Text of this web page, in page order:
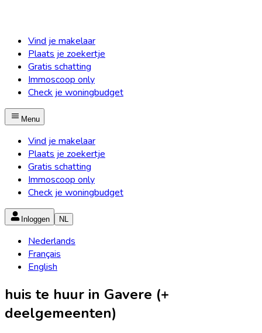
Vind je makelaar
Plaats je zoekertje
Gratis schatting
Immoscoop only
Check je woningbudget
Menu
Vind je makelaar
Plaats je zoekertje
Gratis schatting
Immoscoop only
Check je woningbudget
Inloggen NL
Nederlands
Français
English
huis te huur in Gavere (+
deelgemeenten)